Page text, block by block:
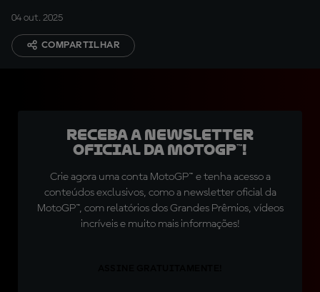
04 out. 2025
COMPARTILHAR
Receba a newsletter
oficial da MotoGP™!
Crie agora uma conta MotoGP™ e tenha acesso a
conteúdos exclusivos, como a newsletter oficial da
MotoGP™, com relatórios dos Grandes Prêmios, vídeos
incríveis e muito mais informações!